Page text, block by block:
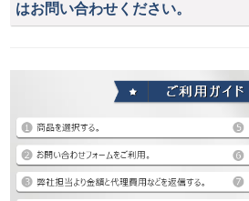
はお問い合わせください。